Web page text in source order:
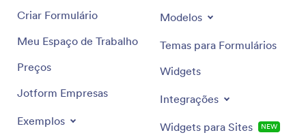
Criar Formulário
Meu Espaço de Trabalho
Preços
Jotform Empresas
Exemplos
Modelos
Temas para Formulários
Widgets
Integrações
Widgets para Sites NEW